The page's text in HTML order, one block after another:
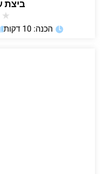
ביצת
★
הכנה: 10 דקות